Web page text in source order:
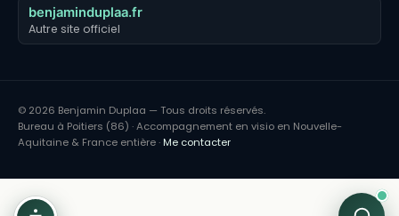
benjaminduplaa.fr
Autre site officiel
© 2026 Benjamin Duplaa — Tous droits réservés.
Bureau à Poitiers (86) · Accompagnement en visio en Nouvelle-
Aquitaine & France entière ·Me contacter